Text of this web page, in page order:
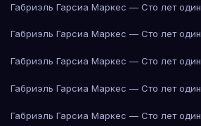
Габриэль Гарсиа Маркес — Сто лет
Габриэль Гарсиа Маркес — Сто лет
Габриэль Гарсиа Маркес — Сто лет
Габриэль Гарсиа Маркес — Сто лет
Габриэль Гарсиа Маркес — Сто лет